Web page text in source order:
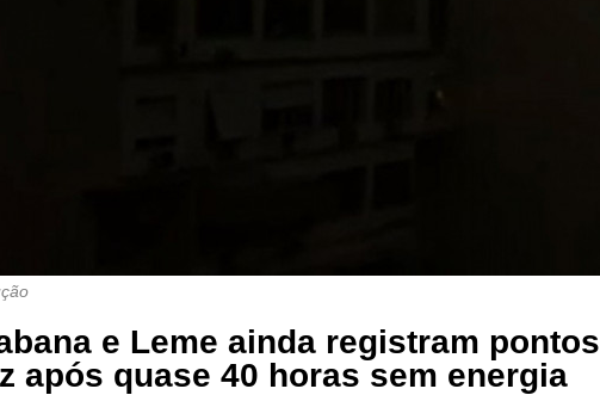
e Leme ainda registram pontos
após quase 40 horas sem energia